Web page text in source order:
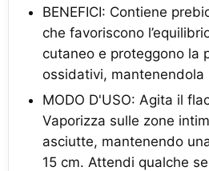
BENEFICI: Contiene
che favoriscono
cutaneo e proteggono la
ossidativi,
MODO D'USO: Agita il
Vaporizza sulle zone
asciutte, mantenendo
15 cm. Attendi qualche